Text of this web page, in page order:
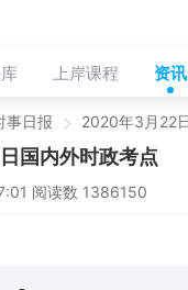
上岸课程 资讯
事日报
国内外时政考点
阅读数 1386150